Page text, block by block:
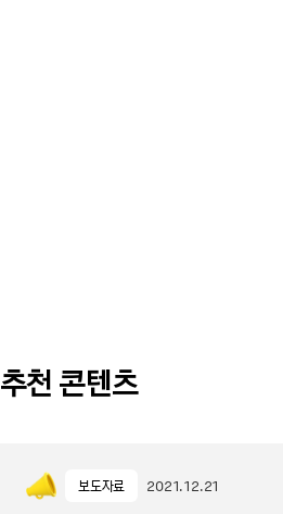
추천 콘텐츠
보도자료 2021.12.21